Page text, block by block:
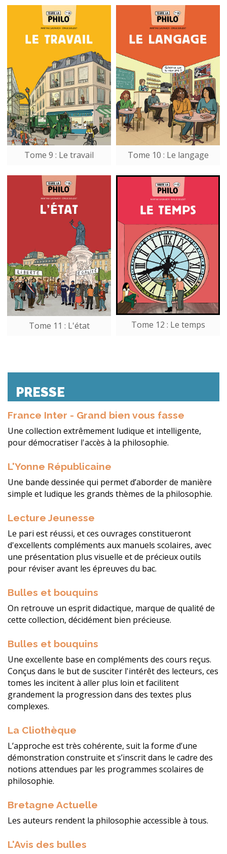
Tome 9 : Le travail Tome 10 : Le langage
Tome 11 : L'état Tome 12 : Le temps
PRESSE
France Inter - Grand bien vous fasse
Une collection extrêmement ludique et intelligente,
pour démocratiser l'accès à la philosophie.
L'Yonne Républicaine
Une bande dessinée qui permet d’aborder de manière
simple et ludique les grands thèmes de la philosophie.
Lecture Jeunesse
Le pari est réussi, et ces ouvrages constitueront
d'excellents compléments aux manuels scolaires, avec
une présentation plus visuelle et de précieux outils
pour réviser avant les épreuves du bac.
Bulles et bouquins
On retrouve un esprit didactique, marque de qualité de
cette collection, décidément bien précieuse.
Bulles et bouquins
Une excellente base en compléments des cours reçus.
Conçus dans le but de susciter l'intérêt des lecteurs, ces
tomes les incitent à aller plus loin et facilitent
grandement la progression dans des textes plus
complexes.
La Cliothèque
L’approche est très cohérente, suit la forme d’une
démonstration construite et s’inscrit dans le cadre des
notions attendues par les programmes scolaires de
philosophie.
Bretagne Actuelle
Les auteurs rendent la philosophie accessible à tous.
L'Avis des bulles